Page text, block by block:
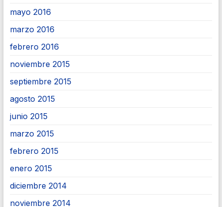
mayo 2016
marzo 2016
febrero 2016
noviembre 2015
septiembre 2015
agosto 2015
junio 2015
marzo 2015
febrero 2015
enero 2015
diciembre 2014
noviembre 2014